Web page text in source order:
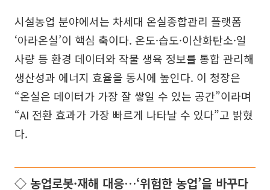
시설농업 분야에서는 차세대 온실종합관리 플랫폼
‘아라온실’이 핵심 축이다. 온도·습도·이산화탄소·일
사량 등 환경 데이터와 작물 생육 정보를 통합 관리해
생산성과 에너지 효율을 동시에 높인다. 이 청장은
“온실은 데이터가 가장 잘 쌓일 수 있는 공간”이라며
“AI 전환 효과가 가장 빠르게 나타날 수 있다”고 밝혔
다.
◇ 농업로봇·재해 대응…‘위험한 농업’을 바꾸다